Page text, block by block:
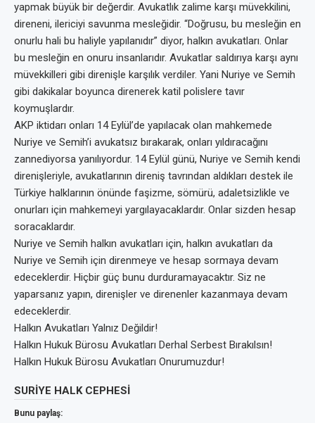
yapmak büyük bir değerdir. Avukatlık zalime karşı müvekkilini,
direneni, ilericiyi savunma mesleğidir. “Doğrusu, bu mesleğin en
onurlu hali bu haliyle yapılanıdır” diyor, halkın avukatları. Onlar
bu mesleğin en onuru insanlarıdır. Avukatlar saldırıya karşı aynı
müvekkilleri gibi direnişle karşılık verdiler. Yani Nuriye ve Semih
gibi dakikalar boyunca direnerek katil polislere tavır
koymuşlardır.
AKP iktidarı onları 14 Eylül’de yapılacak olan mahkemede
Nuriye ve Semih’i avukatsız bırakarak, onları yıldıracağını
zannediyorsa yanılıyordur. 14 Eylül günü, Nuriye ve Semih kendi
direnişleriyle, avukatlarının direniş tavrından aldıkları destek ile
Türkiye halklarının önünde faşizme, sömürü, adaletsizlikle ve
onurları için mahkemeyi yargılayacaklardır. Onlar sizden hesap
soracaklardır.
Nuriye ve Semih halkın avukatları için, halkın avukatları da
Nuriye ve Semih için direnmeye ve hesap sormaya devam
edeceklerdir. Hiçbir güç bunu durduramayacaktır. Siz ne
yaparsanız yapın, direnişler ve direnenler kazanmaya devam
edeceklerdir.
Halkın Avukatları Yalnız Değildir!
Halkın Hukuk Bürosu Avukatları Derhal Serbest Bırakılsın!
Halkın Hukuk Bürosu Avukatları Onurumuzdur!
SURİYE HALK CEPHESİ
Bunu paylaş: